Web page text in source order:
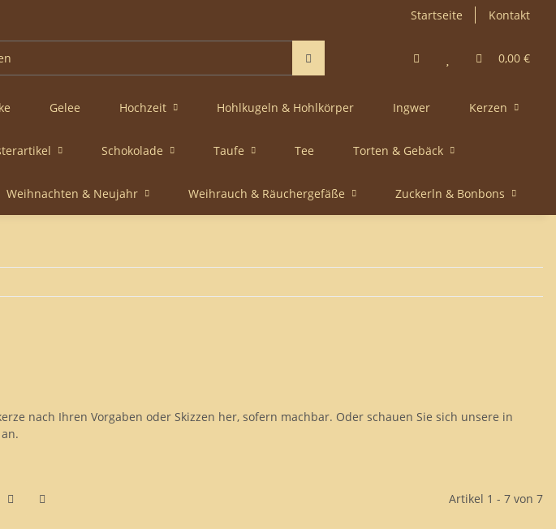
Startseite Kontakt
0,00 €
Gelee Hochzeit Hohlkugeln & Hohlkörper Ingwer Kerzen
Schokolade Taufe Tee Torten & Gebäck
Weihnachten & Neujahr Weihrauch & Räuchergefäße Zuckerln & Bonbons
nach Ihren Vorgaben oder Skizzen her, sofern machbar. Oder schauen Sie sich unsere in
Artikel 1 - 7 von 7